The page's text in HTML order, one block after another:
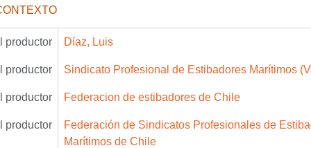
productor Díaz, Luis
productor Sindicato Profesional de Estibadores Marítimos
productor Federacion de estibadores de Chile
productor
Federación de Sindicatos Profesionales de
Marítimos de Chile